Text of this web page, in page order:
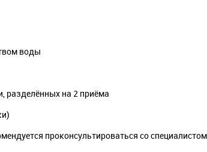
воды
разделённых на 2 приёма
проконсультироваться со